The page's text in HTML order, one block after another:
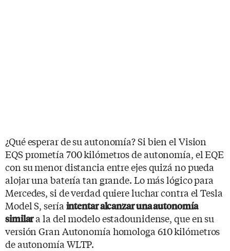
¿Qué esperar de su autonomía? Si bien el Vision
EQS prometía 700 kilómetros de autonomía, el EQE
con su menor distancia entre ejes quizá no pueda
alojar una batería tan grande. Lo más lógico para
Mercedes, si de verdad quiere luchar contra el Tesla
Model S, sería intentar alcanzar una autonomía
similara la del modelo estadounidense, que en su
versión Gran Autonomía homologa 610 kilómetros
de autonomía WLTP.